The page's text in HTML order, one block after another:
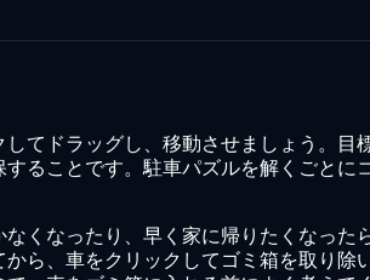
てドラッグし、移動させましょう。目
ることです。駐車パズルを解くごとに
くなったり、早く家に帰りたくなった
ら、車をクリックしてゴミ箱を取り除